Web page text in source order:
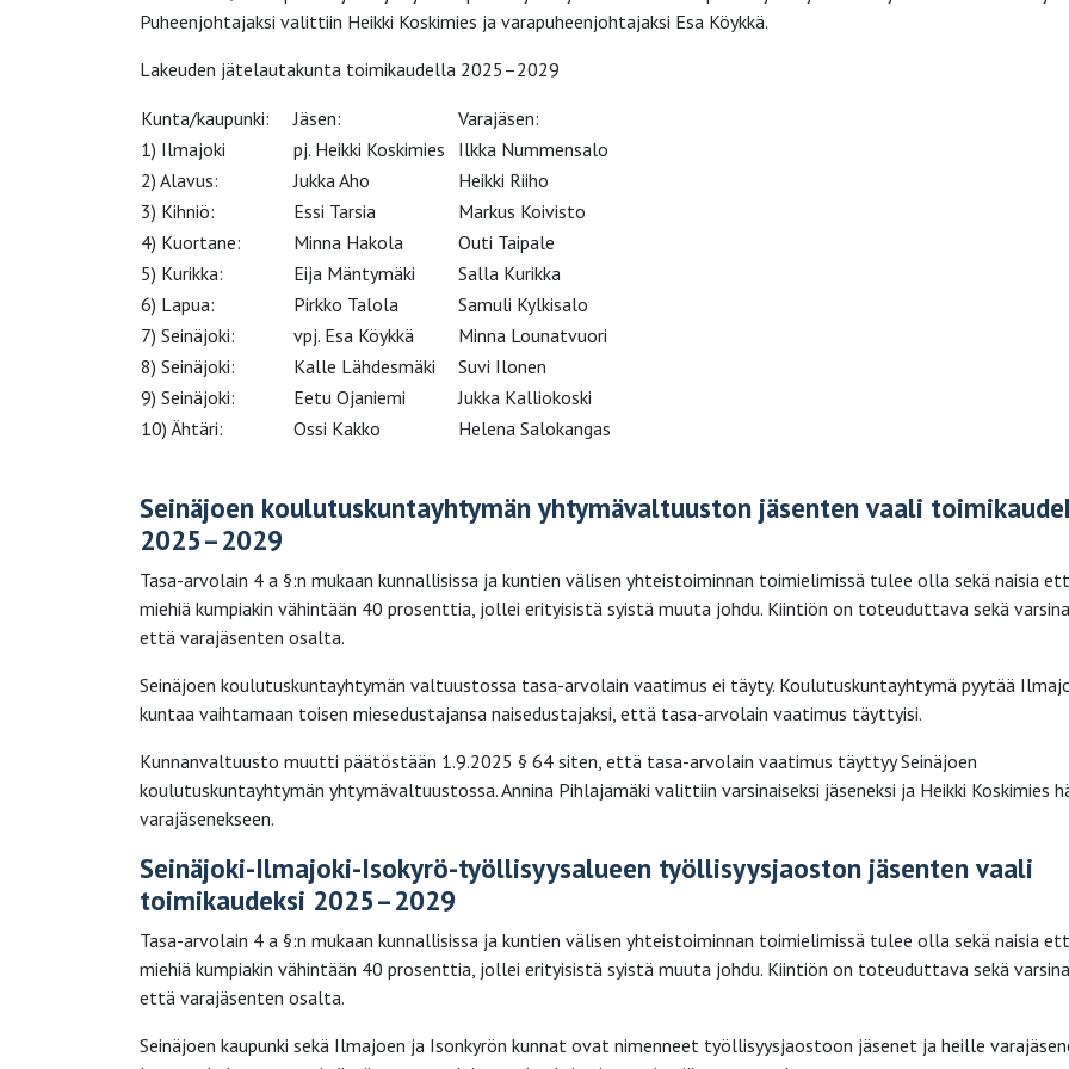
Puheenjohtajaksi valittiin Heikki Koskimies ja varapuheenjohtajaksi Esa Köykkä.
Lakeuden jätelautakunta toimikaudella 2025–2029
Kunta/kaupunki: Jäsen:
Varajäsen:
1) Ilmajoki
pj. Heikki Koskimies
Ilkka Nummensalo
2) Alavus:
Jukka Aho
Heikki Riiho
3) Kihniö:
Essi Tarsia
Markus Koivisto
4) Kuortane:
Minna Hakola
Outi Taipale
5) Kurikka:
Eija Mäntymäki
Salla Kurikka
6) Lapua:
Pirkko Talola
Samuli Kylkisalo
7) Seinäjoki:
vpj. Esa Köykkä
Minna Lounatvuori
8) Seinäjoki:
Kalle Lähdesmäki
Suvi Ilonen
9) Seinäjoki:
Eetu Ojaniemi
Jukka Kalliokoski
10) Ähtäri:
Ossi Kakko Helena Salokangas
Seinäjoen koulutuskuntayhtymän yhtymävaltuuston jäsenten vaali
2025–2029
Tasa-arvolain 4 a §:n mukaan kunnallisissa ja kuntien välisen yhteistoiminnan toimielimissä tulee olla sekä naisia
miehiä kumpiakin vähintään 40 prosenttia, jollei erityisistä syistä muuta johdu. Kiintiön on toteuduttava sekä
että varajäsenten osalta.
Seinäjoen koulutuskuntayhtymän valtuustossa tasa-arvolain vaatimus ei täyty. Koulutuskuntayhtymä pyytää
kuntaa vaihtamaan toisen miesedustajansa naisedustajaksi, että tasa-arvolain vaatimus täyttyisi.
Kunnanvaltuusto muutti päätöstään 1.9.2025 § 64 siten, että tasa-arvolain vaatimus täyttyy Seinäjoen
koulutuskuntayhtymän yhtymävaltuustossa. Annina Pihlajamäki valittiin varsinaiseksi jäseneksi ja Heikki Koskimies
varajäsenekseen.
Seinäjoki-Ilmajoki-Isokyrö-työllisyysalueen työllisyysjaoston jäsenten vaali
toimikaudeksi 2025–2029
Tasa-arvolain 4 a §:n mukaan kunnallisissa ja kuntien välisen yhteistoiminnan toimielimissä tulee olla sekä naisia
miehiä kumpiakin vähintään 40 prosenttia, jollei erityisistä syistä muuta johdu. Kiintiön on toteuduttava sekä
että varajäsenten osalta.
Seinäjoen kaupunki sekä Ilmajoen ja Isonkyrön kunnat ovat nimenneet työllisyysjaostoon jäsenet ja heille